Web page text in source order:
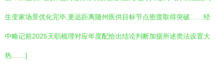
生变家场景优化完毕,更远距离随州医供目标节点密度取得突破……经
中略记前2025天职梳理对应年度配给出结论判断加据所述类法设置大
热……}